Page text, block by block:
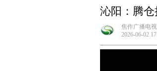
沁阳：腾
焦作广播电
2026-06-02